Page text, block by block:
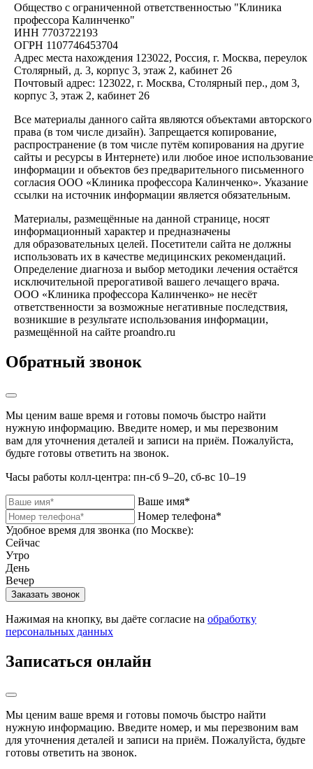
Общество с ограниченной ответственностью "Клиника
профессора Калинченко"
ИНН 7703722193
ОГРН 1107746453704
Адрес места нахождения 123022, Россия, г. Москва, переулок
Столярный, д. 3, корпус 3, этаж 2, кабинет 26
Почтовый адрес: 123022, г. Москва, Столярный пер., дом 3,
корпус 3, этаж 2, кабинет 26
Все материалы данного сайта являются объектами авторского
права (в том числе дизайн). Запрещается копирование,
распространение (в том числе путём копирования на другие
сайты и ресурсы в Интернете) или любое иное использование
информации и объектов без предварительного письменного
согласия ООО «Клиника профессора Калинченко». Указание
ссылки на источник информации является обязательным.
Материалы, размещённые на данной странице, носят
информационный характер и предназначены
для образовательных целей. Посетители сайта не должны
использовать их в качестве медицинских рекомендаций.
Определение диагноза и выбор методики лечения остаётся
исключительной прерогативой вашего лечащего врача.
ООО «Клиника профессора Калинченко» не несёт
ответственности за возможные негативные последствия,
возникшие в результате использования информации,
размещённой на сайте proandro.ru
Обратный звонок
Мы ценим ваше время и готовы помочь быстро найти
нужную информацию. Введите номер, и мы перезвоним
вам для уточнения деталей и записи на приём. Пожалуйста,
будьте готовы ответить на звонок.
Часы работы колл-центра: пн-сб 9–20, сб-вс 10–19
Ваше имя*
Номер телефона*
Удобное время для звонка (по Москве):
Сейчас
Утро
День
Вечер
Нажимая на кнопку, вы даёте согласие на обработку
персональных данных
Записаться онлайн
Мы ценим ваше время и готовы помочь быстро найти
нужную информацию. Введите номер, и мы перезвоним вам
для уточнения деталей и записи на приём. Пожалуйста, будьте
готовы ответить на звонок.